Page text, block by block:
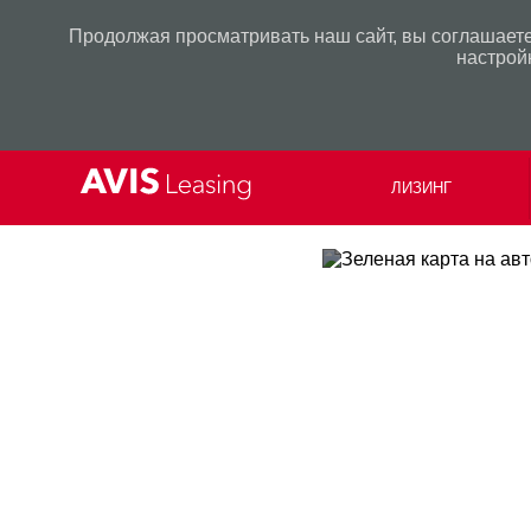
Продолжая просматривать наш сайт, вы
ЛИЗИНГ